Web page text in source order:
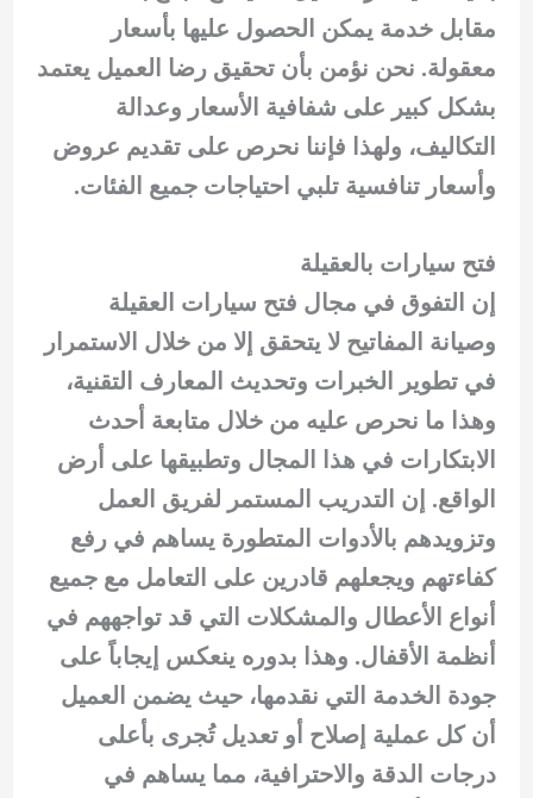
مقابل خدمة يمكن الحصول عليها بأسعار
معقولة. نحن نؤمن بأن تحقيق رضا العميل يعتمد
بشكل كبير على شفافية الأسعار وعدالة
التكاليف، ولهذا فإننا نحرص على تقديم عروض
وأسعار تنافسية تلبي احتياجات جميع الفئات.
فتح سيارات بالعقيلة
إن التفوق في مجال فتح سيارات العقيلة
وصيانة المفاتيح لا يتحقق إلا من خلال الاستمرار
في تطوير الخبرات وتحديث المعارف التقنية،
وهذا ما نحرص عليه من خلال متابعة أحدث
الابتكارات في هذا المجال وتطبيقها على أرض
الواقع. إن التدريب المستمر لفريق العمل
وتزويدهم بالأدوات المتطورة يساهم في رفع
كفاءتهم ويجعلهم قادرين على التعامل مع جميع
أنواع الأعطال والمشكلات التي قد تواجههم في
أنظمة الأقفال. وهذا بدوره ينعكس إيجاباً على
جودة الخدمة التي نقدمها، حيث يضمن العميل
أن كل عملية إصلاح أو تعديل تُجرى بأعلى
درجات الدقة والاحترافية، مما يساهم في